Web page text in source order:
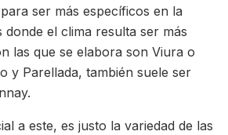
ser más específicos en la
donde el clima resulta ser más
las que se elabora son Viura o
y Parellada, también suele ser
a este, es justo la variedad de las